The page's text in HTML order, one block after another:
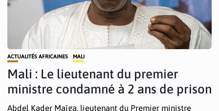
ACTUALITÉS AFRICAINES MALI
Mali : Le lieutenant du premier
ministre condamné à 2 ans de prison
Abdel Kader Maïga, lieutenant du Premier ministre